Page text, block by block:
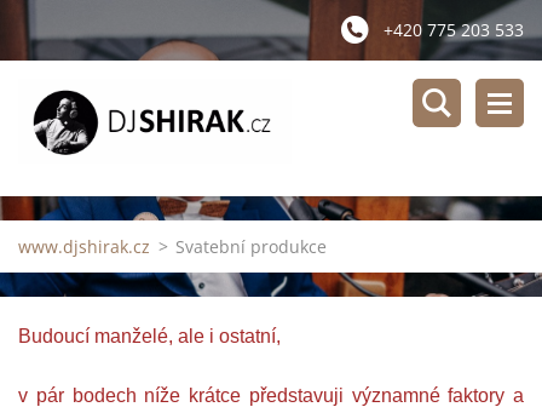
+420 775 203 533
www.djshirak.cz > Svatební produkce
Budoucí manželé, ale i ostatní,
v pár bodech níže krátce představuji významné faktory a